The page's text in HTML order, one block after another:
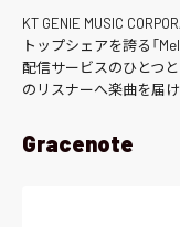
KT GENIE MUSIC
トップシェアを誇る「
配信サービスのひとつ
のリスナーへ楽曲を届け
Gracenote